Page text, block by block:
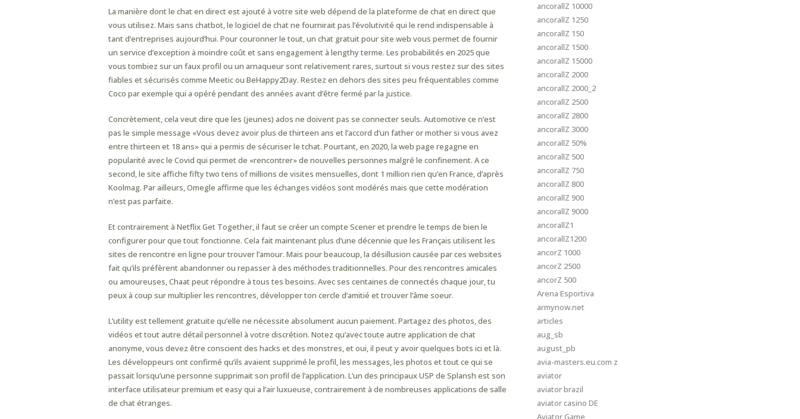
La manière dont le chat en direct est ajouté à votre site web dépend de la plateforme de chat en direct que
vous utilisez. Mais sans chatbot, le logiciel de chat ne fournirait pas l’évolutivité qui le rend indispensable à
tant d’entreprises aujourd’hui. Pour couronner le tout, un chat gratuit pour site web vous permet de fournir
un service d’exception à moindre coût et sans engagement à lengthy terme. Les probabilités en 2025 que
vous tombiez sur un faux profil ou un arnaqueur sont relativement rares, surtout si vous restez sur des sites
fiables et sécurisés comme Meetic ou BeHappy2Day. Restez en dehors des sites peu fréquentables comme
Coco par exemple qui a opéré pendant des années avant d’être fermé par la justice.
Concrètement, cela veut dire que les (jeunes) ados ne doivent pas se connecter seuls. Automotive ce n’est
pas le simple message «Vous devez avoir plus de thirteen ans et l’accord d’un father or mother si vous avez
entre thirteen et 18 ans» qui a permis de sécuriser le tchat. Pourtant, en 2020, la web page regagne en
popularité avec le Covid qui permet de «rencontrer» de nouvelles personnes malgré le confinement. A ce
second, le site affiche fifty two tens of millions de visites mensuelles, dont 1 million rien qu’en France, d’après
Koolmag. Par ailleurs, Omegle affirme que les échanges vidéos sont modérés mais que cette modération
n’est pas parfaite.
Et contrairement à Netflix Get Together, il faut se créer un compte Scener et prendre le temps de bien le
configurer pour que tout fonctionne. Cela fait maintenant plus d’une décennie que les Français utilisent les
sites de rencontre en ligne pour trouver l’amour. Mais pour beaucoup, la désillusion causée par ces websites
fait qu’ils préfèrent abandonner ou repasser à des méthodes traditionnelles. Pour des rencontres amicales
ou amoureuses, Chaat peut répondre à tous tes besoins. Avec ses centaines de connectés chaque jour, tu
peux à coup sur multiplier les rencontres, développer ton cercle d’amitié et trouver l’âme soeur.
L’utility est tellement gratuite qu’elle ne nécessite absolument aucun paiement. Partagez des photos, des
vidéos et tout autre détail personnel à votre discrétion. Notez qu’avec toute autre application de chat
anonyme, vous devez être conscient des hacks et des monstres, et oui, il peut y avoir quelques bots ici et là.
Les développeurs ont confirmé qu’ils avaient supprimé le profil, les messages, les photos et tout ce qui se
passait lorsqu’une personne supprimait son profil de l’application. L’un des principaux USP de Splansh est son
interface utilisateur premium et easy qui a l’air luxueuse, contrairement à de nombreuses applications de salle
de chat étranges.
ancorallZ 10000
ancorallZ 1250
ancorallZ 150
ancorallZ 1500
ancorallZ 15000
ancorallZ 2000
ancorallZ 2000_2
ancorallZ 2500
ancorallZ 2800
ancorallZ 3000
ancorallZ 50%
ancorallZ 500
ancorallZ 750
ancorallZ 800
ancorallZ 900
ancorallZ 9000
ancorallZ1
ancorallZ1200
ancorZ 1000
ancorZ 2500
ancorZ 500
Arena Esportiva
armynow.net
articles
aug_sb
august_pb
avia-masters.eu.com z
aviator
aviator brazil
aviator casino DE
Aviator Game